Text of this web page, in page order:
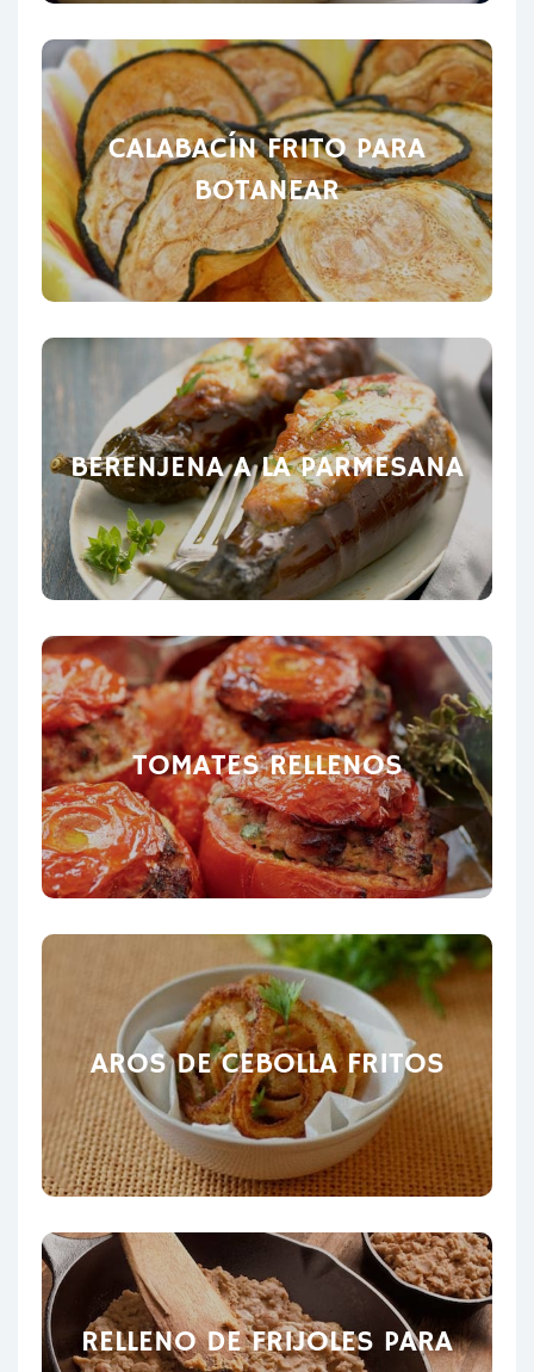
CALABACÍN FRITO PARA
BOTANEAR
BERENJENA A LA PARMESANA
TOMATES RELLENOS
AROS DE CEBOLLA FRITOS
RELLENO DE FRIJOLES PARA